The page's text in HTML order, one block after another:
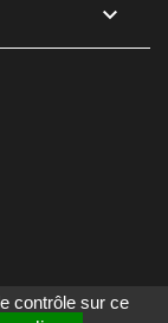

contrôle sur ce